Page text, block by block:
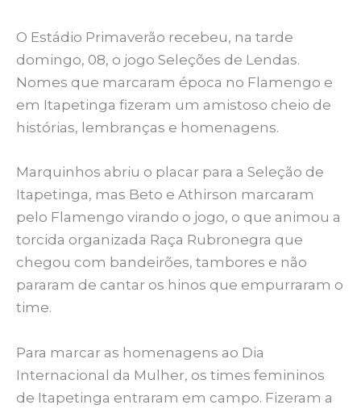
O Estádio Primaverão recebeu, na tarde
domingo, 08, o jogo Seleções de Lendas.
Nomes que marcaram época no Flamengo e
em Itapetinga fizeram um amistoso cheio de
histórias, lembranças e homenagens.
Marquinhos abriu o placar para a Seleção de
Itapetinga, mas Beto e Athirson marcaram
pelo Flamengo virando o jogo, o que animou a
torcida organizada Raça Rubronegra que
chegou com bandeirões, tambores e não
pararam de cantar os hinos que empurraram o
time.
Para marcar as homenagens ao Dia
Internacional da Mulher, os times femininos
de Itapetinga entraram em campo. Fizeram a